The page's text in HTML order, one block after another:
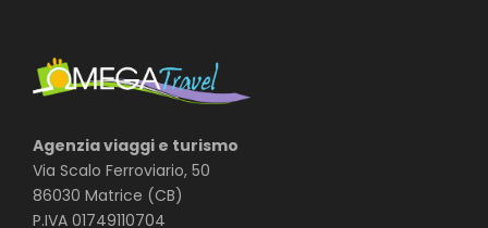
Agenzia viaggi e turismo
Via Scalo Ferroviario, 50
86030 Matrice (CB)
P.IVA 01749110704